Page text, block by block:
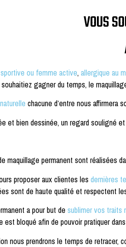
VOUS
sportive ou femme active, allergique au
gagner du temps, le
chacune d’entre nous affirmera
et bien dessinée, un regard souligné
maquillage permanent sont réalisées
proposer aux clientes les dernières
sont de haute qualité et respectent
a pour but de sublimer vos traits
est bloqué afin de pouvoir pratiquer
nous prendrons le temps de